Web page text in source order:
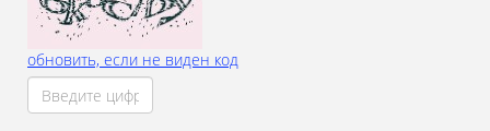
обновить, если не виден код